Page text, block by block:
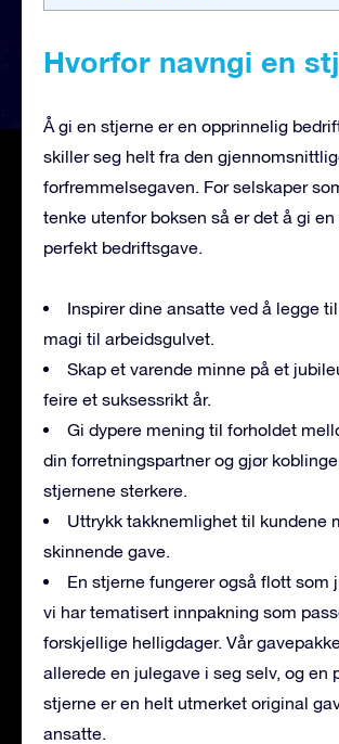
Hvorfor navngi en
Å gi en stjerne er en opprinnelig
skiller seg helt fra den
forfremmelsegaven. For selskaper
tenke utenfor boksen så er det å gi en
perfekt bedriftsgave.
Inspirer dine ansatte ved å legge
magi til arbeidsgulvet.
Skap et varende minne på et
feire et suksessrikt år.
Gi dypere mening til forholdet
din forretningspartner og gjør
stjernene sterkere.
Uttrykk takknemlighet til kundene
skinnende gave.
En stjerne fungerer også flott som
vi har tematisert innpakning som
forskjellige helligdager. Vår
allerede en julegave i seg selv, og en
stjerne er en helt utmerket original
ansatte.